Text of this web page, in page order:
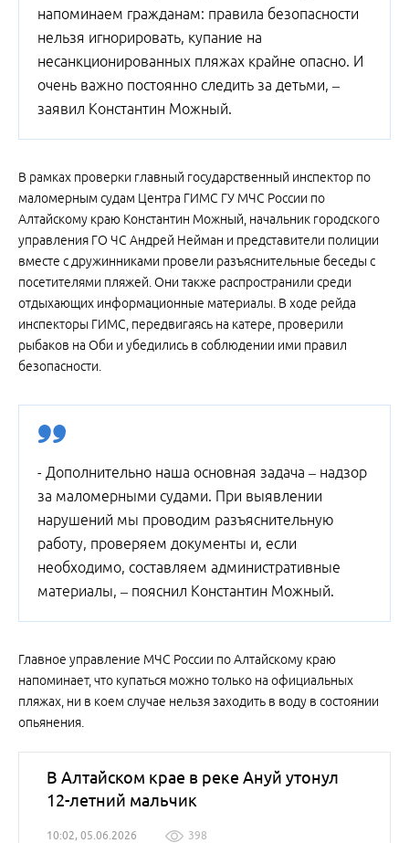
напоминаем гражданам: правила безопасности
нельзя игнорировать, купание на
несанкционированных пляжах крайне опасно. И
очень важно постоянно следить за детьми, –
заявил Константин Можный.
В рамках проверки главный государственный инспектор по
маломерным судам Центра ГИМС ГУ МЧС России по
Алтайскому краю Константин Можный, начальник городского
управления ГО ЧС Андрей Нейман и представители полиции
вместе с дружинниками провели разъяснительные беседы с
посетителями пляжей. Они также распространили среди
отдыхающих информационные материалы. В ходе рейда
инспекторы ГИМС, передвигаясь на катере, проверили
рыбаков на Оби и убедились в соблюдении ими правил
безопасности.
- Дополнительно наша основная задача – надзор
за маломерными судами. При выявлении
нарушений мы проводим разъяснительную
работу, проверяем документы и, если
необходимо, составляем административные
материалы, – пояснил Константин Можный.
Главное управление МЧС России по Алтайскому краю
напоминает, что купаться можно только на официальных
пляжах, ни в коем случае нельзя заходить в воду в состоянии
опьянения.
В Алтайском крае в реке Ануй утонул
12-летний мальчик
10:02, 05.06.2026 398